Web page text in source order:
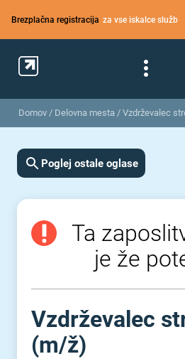
Brezplačna registracija za vse iskalce služb
Domov / Delovna mesta / Vzdrževalec
Poglej ostale oglase
Ta
je že
Vzdrževalec
(m⁠/⁠ž)